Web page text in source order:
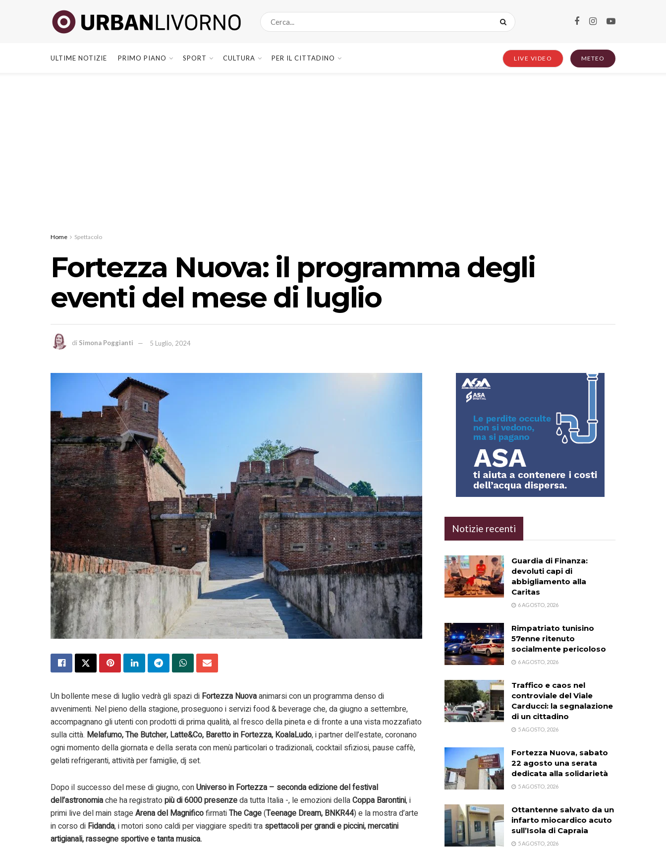
ULTIME NOTIZIE PRIMO PIANO SPORT CULTURA PER IL CITTADINO LIVE VIDEO METEO
Home Spettacolo
Fortezza Nuova: il programma degli
eventi del mese di luglio
di Simona Poggianti 5 Luglio, 2024
Un bollente mese di luglio vedrà gli spazi di Fortezza Nuovaanimarsi con un programma denso di
avvenimenti. Nel pieno della stagione, proseguono i servizi food & beverage che, da giugno a settembre,
accompagnano gli utenti con prodotti di prima qualità, al fresco della pineta e di fronte a una vista mozzafiato
sulla città. Melafumo, The Butcher, Latte&Co, Baretto in Fortezza, KoalaLudo, i partner dell’estate, coronano
ogni momento della giornata e della serata con menù particolari o tradizionali, cocktail sfiziosi, pause caffè,
gelati refrigeranti, attività per famiglie, dj set.
Dopo il successo del mese di giugno, conUniverso in Fortezza – seconda edizione del festival
dell’astronomiache ha registratopiù di 6000 presenzeda tutta Italia -, le emozioni dellaCoppa Barontini, i
primi live del main stageArena del MagnificofirmatiThe Cage(Teenage Dream, BNKR44) e la mostra d’arte
in corso di Fidanda, i motori sono caldi per viaggiare spediti tra spettacoli per grandi e piccini, mercatini
artigianali, rassegne sportive e tanta musica.
Notizie recenti
Guardia di Finanza:
devoluti capi di
abbigliamento alla
Caritas
6 AGOSTO, 2026
Rimpatriato tunisino
57enne ritenuto
socialmente pericoloso
6 AGOSTO, 2026
Traffico e caos nel
controviale del Viale
Carducci: la segnalazione
di un cittadino
5 AGOSTO, 2026
Fortezza Nuova, sabato
22 agosto una serata
dedicata alla solidarietà
5 AGOSTO, 2026
Ottantenne salvato da un
infarto miocardico acuto
sull’Isola di Capraia
5 AGOSTO, 2026